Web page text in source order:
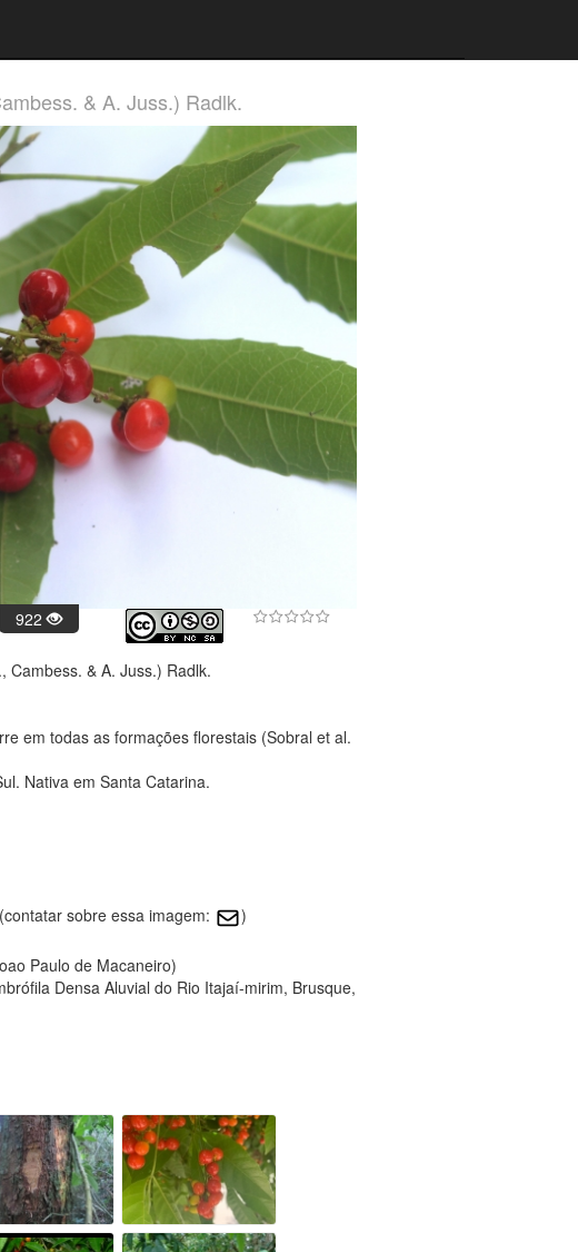
& A. Juss.) Radlk.
922
Cambess. & A. Juss.) Radlk.
em todas as formações florestais (Sobral et al.
Nativa em Santa Catarina.
sobre essa imagem:
)
Paulo de Macaneiro)
Densa Aluvial do Rio Itajaí-mirim, Brusque,